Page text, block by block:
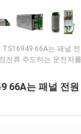
TS16949 66A는 패널
전류 주도하는 운전자
66A는 패널 전